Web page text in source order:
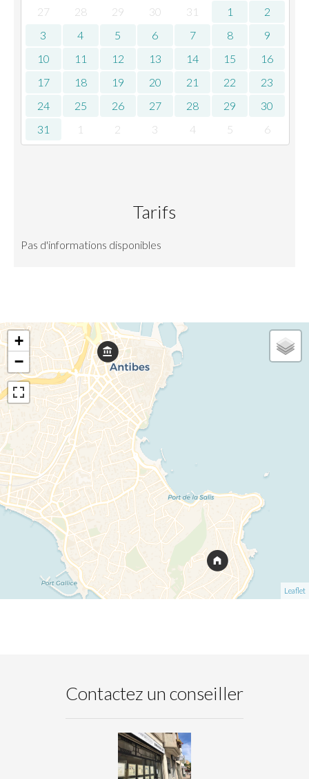
27 28 29 30 31 1
2
3
4 5 6 7 8
9
10
11 12 13 14 15
16
17
18 19 20 21 22
23
24
25 26 27 28 29
30
31
1 2 3 4 5 6
Tarifs
Pas d'informations disponibles
+
−
Leaflet
Contactez un conseiller